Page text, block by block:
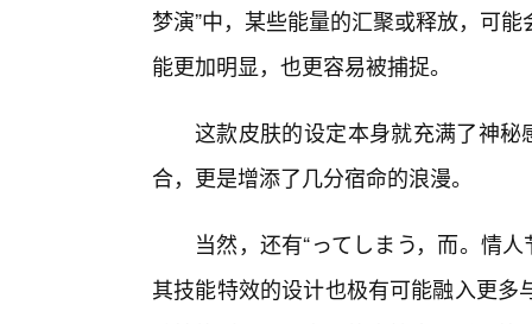
梦演”中，某些能量的汇聚或释放，可
能更加明显，也更容易被捕捉。
这款皮肤的设定本身就充满了神秘
合，更是增添了几分宿命的浪漫。
当然，还有“ってしまう，而。情
其技能特效的设计也极有可能融入更